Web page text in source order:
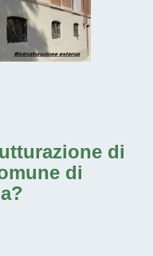
di
di
?